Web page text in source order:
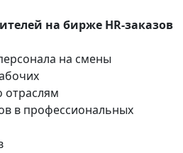
на бирже HR-заказов
на смены
отраслям
в профессиональных